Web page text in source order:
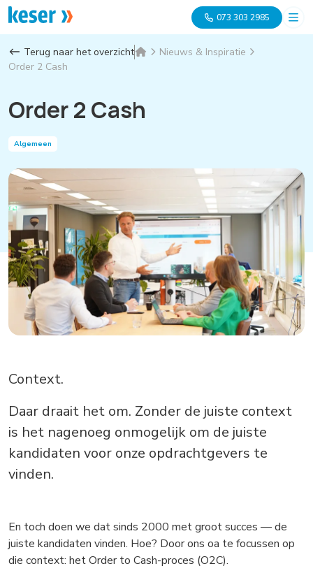
073 303 2985
Terug naar het overzicht
Nieuws & Inspiratie
Order 2 Cash
Order 2 Cash
Algemeen
Context.
Daar draait het om. Zonder de juiste context
is het nagenoeg onmogelijk om de juiste
kandidaten voor onze opdrachtgevers te
vinden.
En toch doen we dat sinds 2000 met groot succes — de
juiste kandidaten vinden. Hoe? Door ons oa te focussen op
die context: het Order to Cash-proces (O2C).